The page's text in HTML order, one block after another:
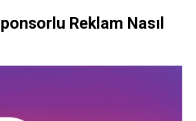
Reklam Nasıl